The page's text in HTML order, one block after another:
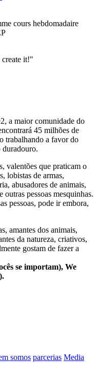
cours hebdomadaire
create it!"
a maior comunidade do
45 milhões de
trabalhando a favor do
duradouro.
valentões que praticam o
lobistas de armas,
abusadores de animais,
pessoas mesquinhas.
pessoas, pode ir embora,
amantes dos animais,
da natureza, criativos,
gostam de fazer a
se importam), We
somos parcerias Media